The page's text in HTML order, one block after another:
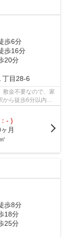
歩6分
歩16分
20分
丁目28-6
敷金不要なので、家
から徒歩6分以内の
- )
月
歩8分
18分
25分